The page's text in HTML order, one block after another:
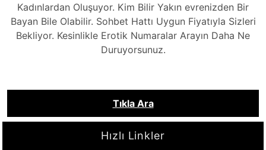
Kadınlardan Oluşuyor. Kim Bilir Yakın evrenizden Bir
Bayan Bile Olabilir. Sohbet Hattı Uygun Fiyatıyla Sizleri
Bekliyor. Kesinlikle Erotik Numaralar Arayın Daha Ne
Duruyorsunuz.
Tıkla Ara
Hızlı Linkler